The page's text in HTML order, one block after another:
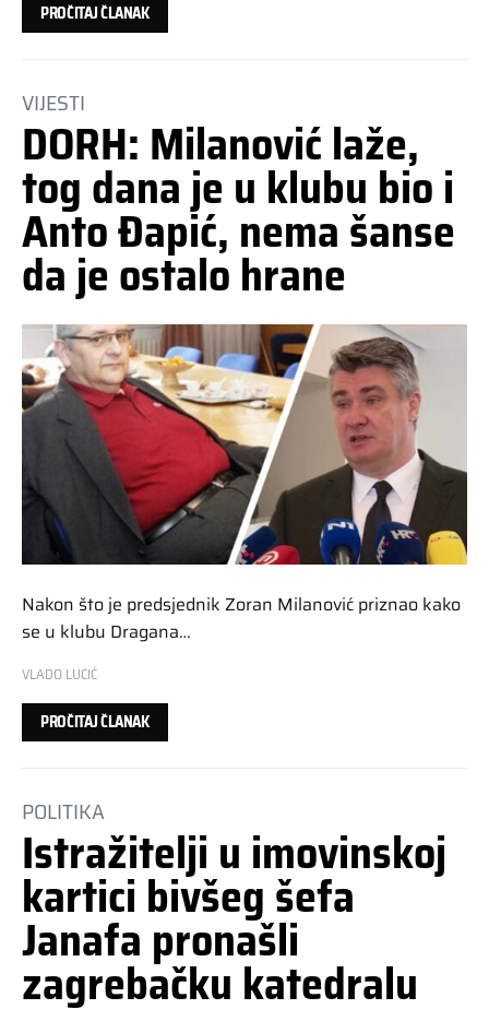
PROČITAJ ČLANAK
VIJESTI
DORH: Milanović laže,
tog dana je u klubu bio i
Anto Đapić, nema šanse
da je ostalo hrane
Nakon što je predsjednik Zoran Milanović priznao kako
se u klubu Dragana…
VLADO LUCIĆ
PROČITAJ ČLANAK
POLITIKA
Istražitelji u imovinskoj
kartici bivšeg šefa
Janafa pronašli
zagrebačku katedralu